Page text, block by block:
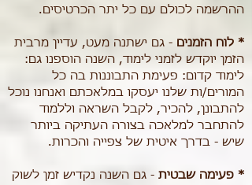
ההרשמה לכולם עם כל יתר הכרטיסים.
* לוח הזמנים - גם ישתנה מעט, עדיין מרבית
הזמן יוקדש לזמני לימוד, השנה הוספנו גם:
לימוד קדום: פעימת התבוננות בה כל
המורים/ות שלנו יעסקו במלאכתם ואנחנו נוכל
להתבונן, להכיר, לקבל השראה וללמוד
להתחבר למלאכה בצורה העתיקה ביותר
שיש - בדרך איטית של צפייה והכרות.
* פעימה שבטית - גם השנה נקדיש זמן לשוק